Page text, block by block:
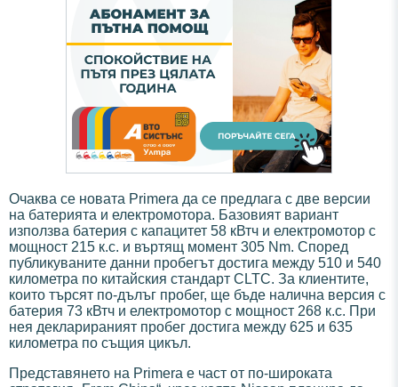
Очаква се новата Primera да се предлага с две версии
на батерията и електромотора. Базовият вариант
използва батерия с капацитет 58 кВтч и електромотор с
мощност 215 к.с. и въртящ момент 305 Nm. Според
публикуваните данни пробегът достига между 510 и 540
километра по китайския стандарт CLTC. За клиентите,
които търсят по-дълъг пробег, ще бъде налична версия с
батерия 73 кВтч и електромотор с мощност 268 к.с. При
нея декларираният пробег достига между 625 и 635
километра по същия цикъл.
Представянето на Primera е част от по-широката